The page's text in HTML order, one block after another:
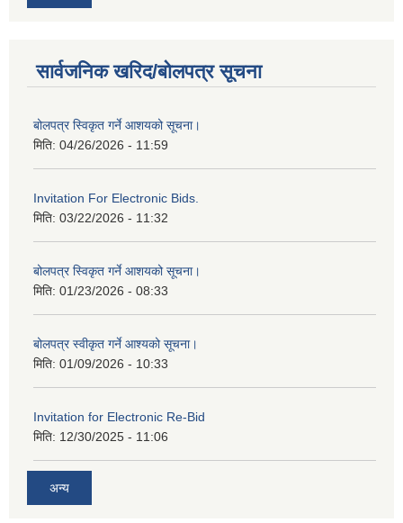
सार्वजनिक खरिद/बोलपत्र सूचना
बोलपत्र स्विकृत गर्ने आशयको सूचना।
मिति: 04/26/2026 - 11:59
Invitation For Electronic Bids.
मिति: 03/22/2026 - 11:32
बोलपत्र स्विकृत गर्ने आशयको सूचना।
मिति: 01/23/2026 - 08:33
बोलपत्र स्वीकृत गर्ने आश्यको सूचना।
मिति: 01/09/2026 - 10:33
Invitation for Electronic Re-Bid
मिति: 12/30/2025 - 11:06
अन्य